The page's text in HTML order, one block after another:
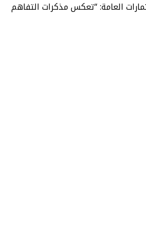
العامة: “تعكس مذكرات التفاهم